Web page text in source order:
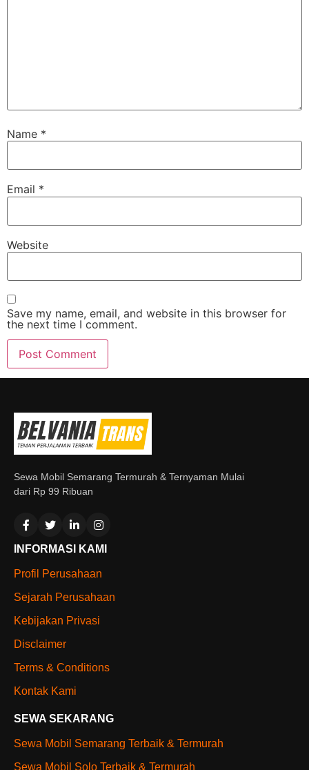
Name *
Email *
Website
Save my name, email, and website in this browser for
the next time I comment.
Sewa Mobil Semarang Termurah & Ternyaman Mulai
dari Rp 99 Ribuan
INFORMASI KAMI
Profil Perusahaan
Sejarah Perusahaan
Kebijakan Privasi
Disclaimer
Terms & Conditions
Kontak Kami
SEWA SEKARANG
Sewa Mobil Semarang Terbaik & Termurah
Sewa Mobil Solo Terbaik & Termurah